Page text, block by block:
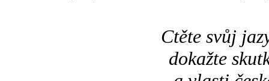
Ctěte svůj
dokažte